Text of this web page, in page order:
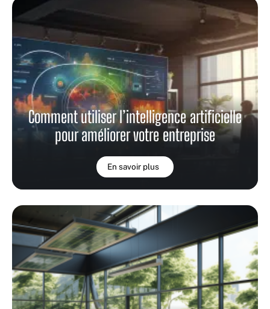
Comment utiliser l’intelligence artificielle
pour améliorer votre entreprise
En savoir plus